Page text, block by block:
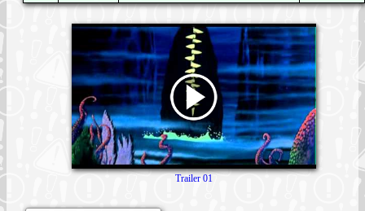
Trailer 01